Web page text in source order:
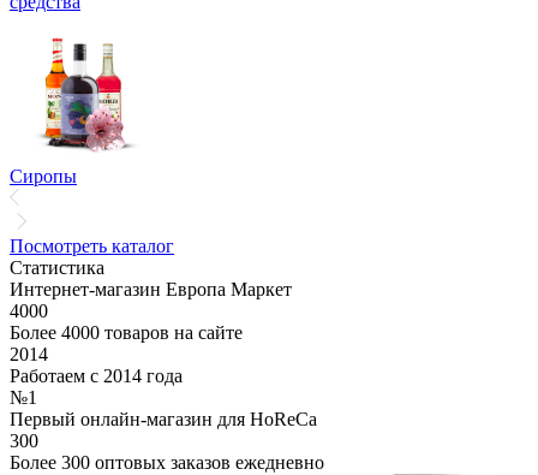
Сиропы
Посмотреть каталог
Статистика
Интернет-магазин Европа Маркет
4000
Более 4000 товаров на сайте
2014
Работаем с 2014 года
№1
Первый онлайн-магазин для HoReCa
300
Более 300 оптовых заказов ежедневно